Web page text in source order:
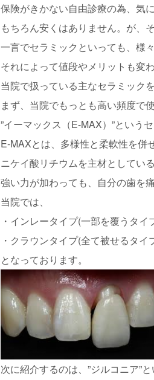
保険がきかない自由診療の為、気
もちろん安くはありません。が、
一言でセラミックといっても、様
それによって値段やメリットも変
当院で扱っている主なセラミック
まず、当院でもっとも高い頻度で
”イーマックス（E-MAX）”というセ
E-MAXとは、多様性と柔軟性を併
ニケイ酸リチウムを主材としてい
強い力が加わっても、自分の歯を
当院では、
・インレータイプ(一部を覆うタイ
・クラウンタイプ(全て被せるタ
となっております。
次に紹介するのは、”ジルコニア”と